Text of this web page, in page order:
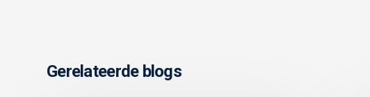
Gerelateerde blogs